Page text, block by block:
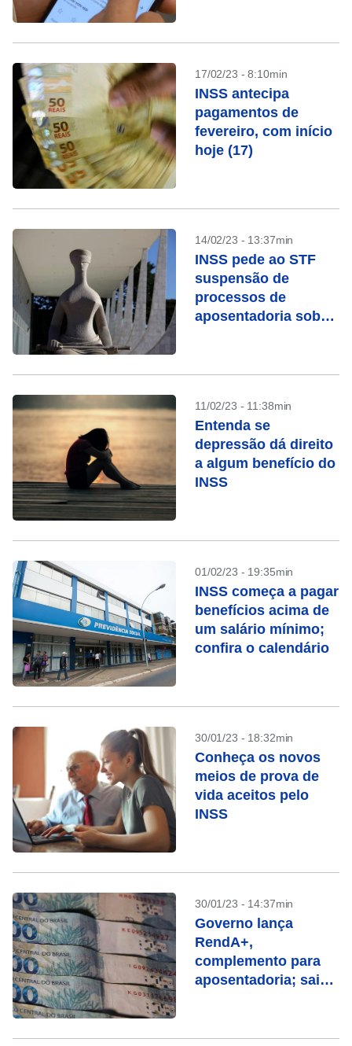
17/02/23 - 8:10min
INSS antecipa
pagamentos de
fevereiro, com início
hoje (17)
14/02/23 - 13:37min
INSS pede ao STF
suspensão de
processos de
aposentadoria sob
11/02/23 - 11:38min
Entenda se
depressão dá direito
a algum benefício do
INSS
01/02/23 - 19:35min
INSS começa a pagar
benefícios acima de
um salário mínimo;
confira o calendário
30/01/23 - 18:32min
Conheça os novos
meios de prova de
vida aceitos pelo
INSS
30/01/23 - 14:37min
Governo lança
RendA+,
complemento para
aposentadoria; saiba